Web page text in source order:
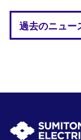
過去のニュー